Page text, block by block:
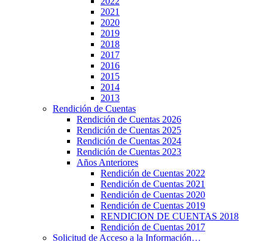
2021
2020
2019
2018
2017
2016
2015
2014
2013
Rendición de Cuentas
Rendición de Cuentas 2026
Rendición de Cuentas 2025
Rendición de Cuentas 2024
Rendición de Cuentas 2023
Años Anteriores
Rendición de Cuentas 2022
Rendición de Cuentas 2021
Rendición de Cuentas 2020
Rendición de Cuentas 2019
RENDICION DE CUENTAS 2018
Rendición de Cuentas 2017
Solicitud de Acceso a la Información…